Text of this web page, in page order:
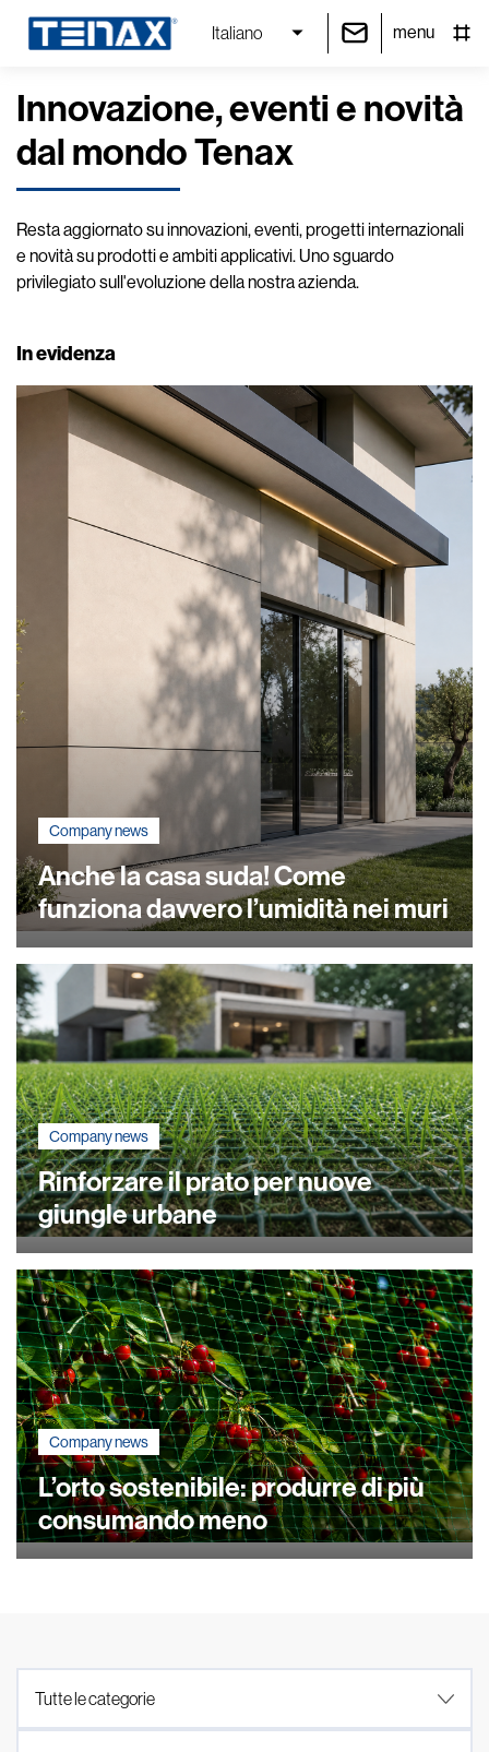
Italiano menu
Innovazione, eventi e novità
dal mondo Tenax
Resta aggiornato su innovazioni, eventi, progetti internazionali
e novità su prodotti e ambiti applicativi. Uno sguardo
privilegiato sull'evoluzione della nostra azienda.
In evidenza
Company news
Anche la casa suda! Come
funziona davvero l’umidità nei muri
Company news
Rinforzare il prato per nuove
giungle urbane
Company news
L’orto sostenibile: produrre di più
consumando meno